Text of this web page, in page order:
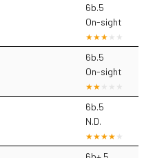
6b.5
On-sight
6b.5
On-sight
6b.5
N.D.